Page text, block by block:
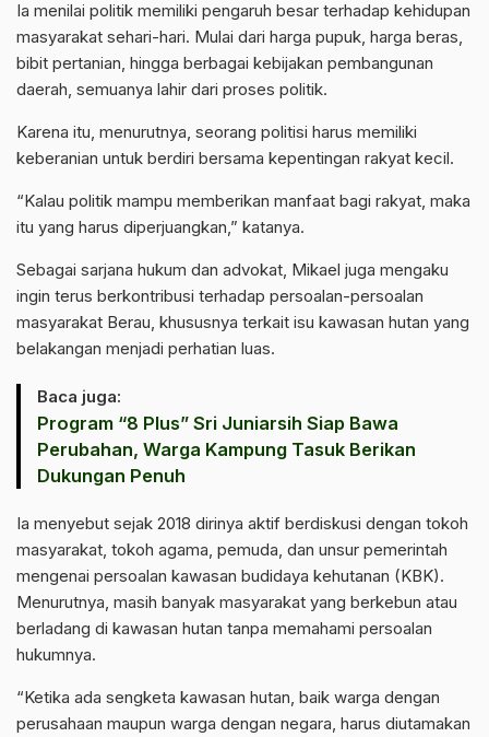
Ia menilai politik memiliki pengaruh besar terhadap kehidupan
masyarakat sehari-hari. Mulai dari harga pupuk, harga beras,
bibit pertanian, hingga berbagai kebijakan pembangunan
daerah, semuanya lahir dari proses politik.
Karena itu, menurutnya, seorang politisi harus memiliki
keberanian untuk berdiri bersama kepentingan rakyat kecil.
“Kalau politik mampu memberikan manfaat bagi rakyat, maka
itu yang harus diperjuangkan,” katanya.
Sebagai sarjana hukum dan advokat, Mikael juga mengaku
ingin terus berkontribusi terhadap persoalan-persoalan
masyarakat Berau, khususnya terkait isu kawasan hutan yang
belakangan menjadi perhatian luas.
Baca juga:
Program “8 Plus” Sri Juniarsih Siap Bawa
Perubahan, Warga Kampung Tasuk Berikan
Dukungan Penuh
Ia menyebut sejak 2018 dirinya aktif berdiskusi dengan tokoh
masyarakat, tokoh agama, pemuda, dan unsur pemerintah
mengenai persoalan kawasan budidaya kehutanan (KBK).
Menurutnya, masih banyak masyarakat yang berkebun atau
berladang di kawasan hutan tanpa memahami persoalan
hukumnya.
“Ketika ada sengketa kawasan hutan, baik warga dengan
perusahaan maupun warga dengan negara, harus diutamakan